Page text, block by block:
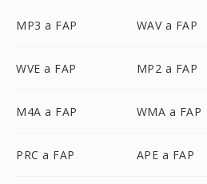
MP3 a FAP WAV a FAP
WVE a FAP MP2 a FAP
M4A a FAP WMA a FAP
PRC a FAP APE a FAP